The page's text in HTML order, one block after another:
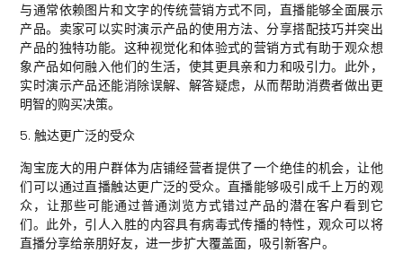
与通常依赖图片和文字的传统营销方式不同，直播能够全面展示
产品。卖家可以实时演示产品的使用方法、分享搭配技巧并突出
产品的独特功能。这种视觉化和体验式的营销方式有助于观众想
象产品如何融入他们的生活，使其更具亲和力和吸引力。此外，
实时演示产品还能消除误解、解答疑虑，从而帮助消费者做出更
明智的购买决策。
5. 触达更广泛的受众
淘宝庞大的用户群体为店铺经营者提供了一个绝佳的机会，让他
们可以通过直播触达更广泛的受众。直播能够吸引成千上万的观
众，让那些可能通过普通浏览方式错过产品的潜在客户看到它
们。此外，引人入胜的内容具有病毒式传播的特性，观众可以将
直播分享给亲朋好友，进一步扩大覆盖面，吸引新客户。